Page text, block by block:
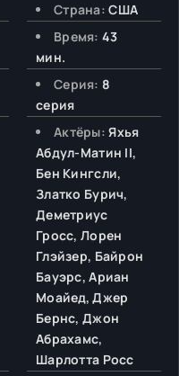
Страна: США
Время: 43
мин.
Серия: 8
серия
Актёры: Яхья
Абдул-Матин II,
Бен Кингсли,
Златко Бурич,
Деметриус
Гросс, Лорен
Глэйзер, Байрон
Бауэрс, Ариан
Моайед, Джер
Бернс, Джон
Абрахамс,
Шарлотта Росс